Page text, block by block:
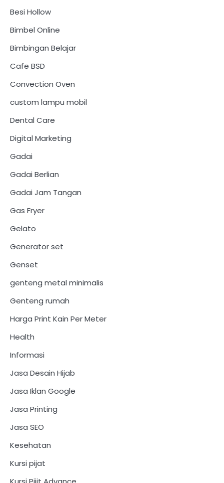
Besi Hollow
Bimbel Online
Bimbingan Belajar
Cafe BSD
Convection Oven
custom lampu mobil
Dental Care
Digital Marketing
Gadai
Gadai Berlian
Gadai Jam Tangan
Gas Fryer
Gelato
Generator set
Genset
genteng metal minimalis
Genteng rumah
Harga Print Kain Per Meter
Health
Informasi
Jasa Desain Hijab
Jasa Iklan Google
Jasa Printing
Jasa SEO
Kesehatan
Kursi pijat